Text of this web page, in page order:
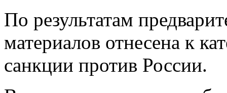
По результатам
материалов отнесена к
санкции против России.